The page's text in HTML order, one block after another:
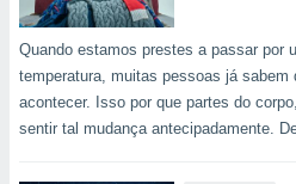
Quando estamos prestes a passar por
temperatura, muitas pessoas já
acontecer. Isso por que partes do
sentir tal mudança antecipadamente.